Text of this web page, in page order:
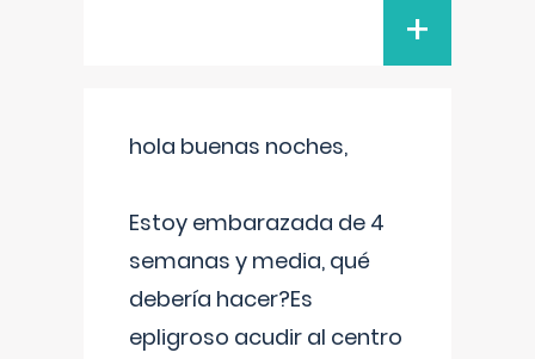
+
hola buenas noches,
Estoy embarazada de 4
semanas y media, qué
debería hacer?Es
epligroso acudir al centro